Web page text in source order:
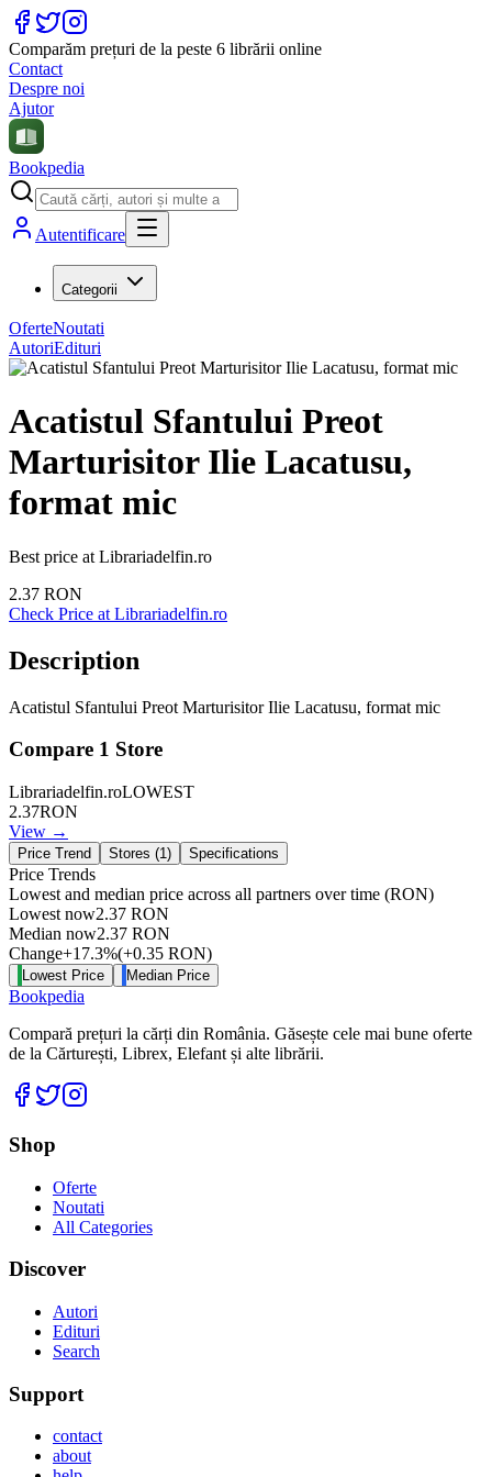
Comparăm prețuri de la peste 6 librării online
Contact
Despre noi
Ajutor
Bookpedia
Autentificare
Categorii
OferteNoutati
AutoriEdituri
Acatistul Sfantului Preot
Marturisitor Ilie Lacatusu,
format mic
Best price at Librariadelfin.ro
2.37 RON
Check Price at Librariadelfin.ro
Description
Acatistul Sfantului Preot Marturisitor Ilie Lacatusu, format mic
Compare 1 Store
Librariadelfin.roLOWEST
2.37RON
View →
Price Trend Stores (1) Specifications
Price Trends
Lowest and median price across all partners over time (RON)
Lowest now2.37 RON
Median now2.37 RON
Change+17.3%(+0.35 RON)
Lowest Price Median Price
Bookpedia
Compară prețuri la cărți din România. Găsește cele mai bune oferte
de la Cărturești, Librex, Elefant și alte librării.
Facebook
Twitter
Shop
Oferte
Noutati
All Categories
Discover
Autori
Edituri
Search
Support
contact
about